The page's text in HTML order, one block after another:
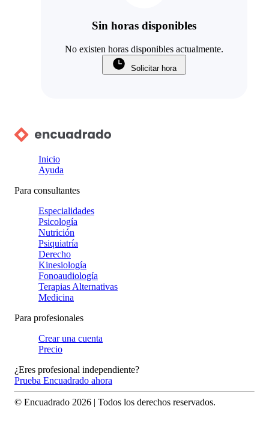
Sin horas disponibles
No existen horas disponibles actualmente.
Solicitar hora
Inicio
Ayuda
Para consultantes
Especialidades
Psicología
Nutrición
Psiquiatría
Derecho
Kinesiología
Fonoaudiología
Terapias Alternativas
Medicina
Para profesionales
Crear una cuenta
Precio
¿Eres profesional independiente?
Prueba Encuadrado ahora
© Encuadrado 2026 | Todos los derechos reservados.